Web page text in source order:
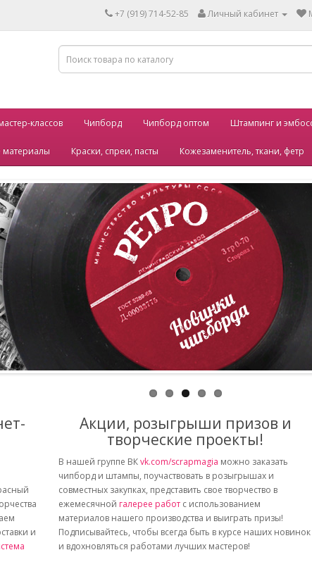
+7 (919) 714-52-85 Личный кабинет
классов Чипборд Чипборд оптом Штампинг и
материалы Краски, спреи, пасты Кожезаменитель, ткани, фетр
и
Акции, розыгрыши призов и
творческие проекты!
В нашей группе ВКvk.com/scrapmagia можно заказать
чипборд и штампы, поучаствовать в розыгрышах и
совместных закупках, представить свое творчество в
ежемесячной галерее работ с использованием
материалов нашего производства и выиграть призы!
Подписывайтесь, чтобы всегда быть в курсе наших новинок
и вдохновляться работами лучших мастеров!